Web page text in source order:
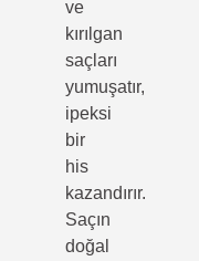
ve
kırılgan
saçları
yumuşatır,
ipeksi
bir
his
kazandırır.
Saçın
doğal